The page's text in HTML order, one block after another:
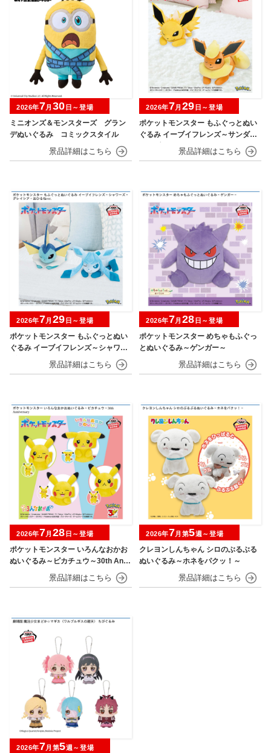
ミニオンズ＆モンスターズ グラン
デぬいぐるみ コミックスタイル
2026年7月 30 日～登場
ポケットモンスター もふぐっとぬい
ぐるみ イーブイフレンズ～サンダー
ス・ブースター～おひるねver.
2026年7月 29 日～登場
ポケットモンスター もふぐっとぬい
ぐるみ イーブイフレンズ～シャワー
ズ・グレイシア～おひるねver.
2026年7月 29 日～登場
ポケットモンスター めちゃもふぐっ
とぬいぐるみ～ゲンガー～
2026年7月 28 日～登場
ポケットモンスター いろんなおかお
ぬいぐるみ～ピカチュウ～30th Anni
2026年7月 28 日～登場
クレヨンしんちゃん シロのぶるぶる
ぬいぐるみ～ホネをパクッ！～
2026年7月第5週～登場
2026年7月第5週～登場